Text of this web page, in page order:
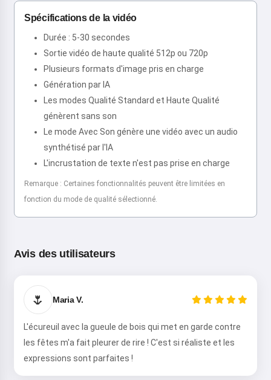
Spécifications de la vidéo
Durée : 5-30 secondes
Sortie vidéo de haute qualité 512p ou 720p
Plusieurs formats d'image pris en charge
Génération par IA
Les modes Qualité Standard et Haute Qualité
génèrent sans son
Le mode Avec Son génère une vidéo avec un audio
synthétisé par l'IA
L'incrustation de texte n'est pas prise en charge
Remarque : Certaines fonctionnalités peuvent être limitées en
fonction du mode de qualité sélectionné.
Avis des utilisateurs
🌷 Maria V.
L'écureuil avec la gueule de bois qui met en garde contre
les fêtes m'a fait pleurer de rire ! C'est si réaliste et les
expressions sont parfaites !